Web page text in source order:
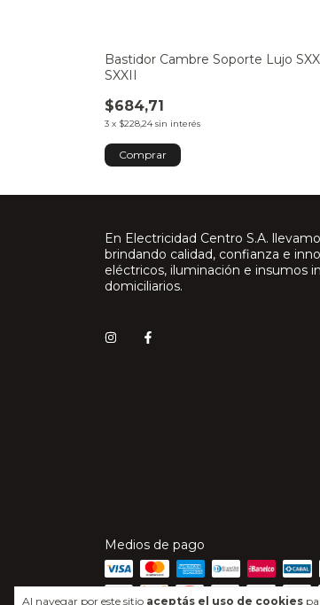
Al navegar por este sitio aceptás el uso de cookies
Bastidor Cambre Soporte Lujo
SXXII
$684,71
3 x $228,24 sin interés
En Electricidad Centro S.A.
brindando calidad, confianza e
eléctricos, iluminación e insumos
domiciliarios.
Medios de pago